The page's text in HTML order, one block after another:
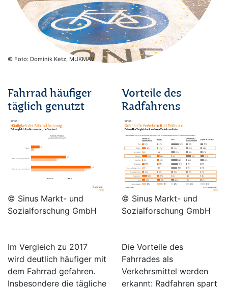
© Foto: Dominik Ketz, MUKMAV
Fahrrad häufiger
täglich genutzt
© Sinus Markt- und
Sozialforschung GmbH
Im Vergleich zu 2017
wird deutlich häufiger mit
dem Fahrrad gefahren.
Insbesondere die tägliche
Vorteile des
Radfahrens
© Sinus Markt- und
Sozialforschung GmbH
Die Vorteile des
Fahrrades als
Verkehrsmittel werden
erkannt: Radfahren spart